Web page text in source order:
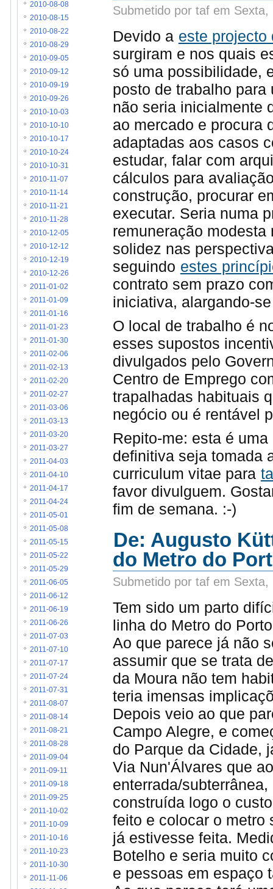
Submetido por taf em
Devido a este projecto
surgiram e nos quais
só uma possibilidade,
posto de trabalho
não seria inicialmente
ao mercado e procura
adaptadas aos casos
estudar, falar com
cálculos para
construção, procurar
executar. Seria numa
remuneração
solidez nas
seguindo estes
contrato sem prazo
iniciativa, alargando-
O local de trabalho é
esses supostos
divulgados pelo
Centro de Emprego
trapalhadas habituais
negócio ou é rentável
Repito-me: esta é
definitiva seja tomada
curriculum vitae para
favor divulguem.
fim de semana. :-)
De: Augusto
do Metro do
Submetido por taf em
Tem sido um parto
linha do Metro do
Ao que parece já não
assumir que se trata
da Moura não tem
teria imensas
Depois veio ao que
Campo Alegre, e
do Parque da Cidade,
Via Nun'Álvares que
enterrada/
construída logo o
feito e colocar o metro
já estivesse feita.
Botelho e seria muito
e pessoas em espaço
2010-08-08
2010-08-15
2010-08-22
2010-08-29
2010-09-05
2010-09-12
2010-09-19
2010-09-26
2010-10-03
2010-10-10
2010-10-17
2010-10-24
2010-10-31
2010-11-07
2010-11-14
2010-11-21
2010-11-28
2010-12-05
2010-12-12
2010-12-19
2010-12-26
2011-01-02
2011-01-09
2011-01-16
2011-01-23
2011-01-30
2011-02-06
2011-02-13
2011-02-20
2011-02-27
2011-03-06
2011-03-13
2011-03-20
2011-03-27
2011-04-03
2011-04-10
2011-04-17
2011-04-24
2011-05-01
2011-05-08
2011-05-15
2011-05-22
2011-05-29
2011-06-05
2011-06-12
2011-06-19
2011-06-26
2011-07-03
2011-07-10
2011-07-17
2011-07-24
2011-07-31
2011-08-07
2011-08-14
2011-08-21
2011-08-28
2011-09-04
2011-09-11
2011-09-18
2011-09-25
2011-10-02
2011-10-09
2011-10-16
2011-10-23
2011-10-30
2011-11-06